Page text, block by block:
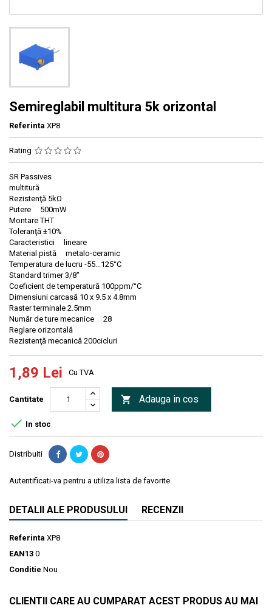
Semireglabil multitura 5k orizontal
Referinta XP8
Rating
SR Passives
multitură
Rezistenţă 5kΩ
Putere 500mW
Montare THT
Toleranţă ±10%
Caracteristici lineare
Material pistă metalo-ceramic
Temperatura de lucru -55...125°C
Standard trimer 3/8"
Coeficient de temperatură 100ppm/°C
Dimensiuni carcasă 10 x 9.5 x 4.8mm
Raster terminale 2.5mm
Număr de ture mecanice 28
Reglare orizontală
Rezistenţă mecanică 200cicluri
1,89 Lei Cu TVA
Cantitate  Adauga in cos
 In stoc
Distribuiti
Autentificati-va pentru a utiliza lista de favorite
DETALII ALE PRODUSULUI RECENZII
Referinta XP8
EAN13 0
Conditie Nou
CLIENTII CARE AU CUMPARAT ACEST PRODUS AU MAI